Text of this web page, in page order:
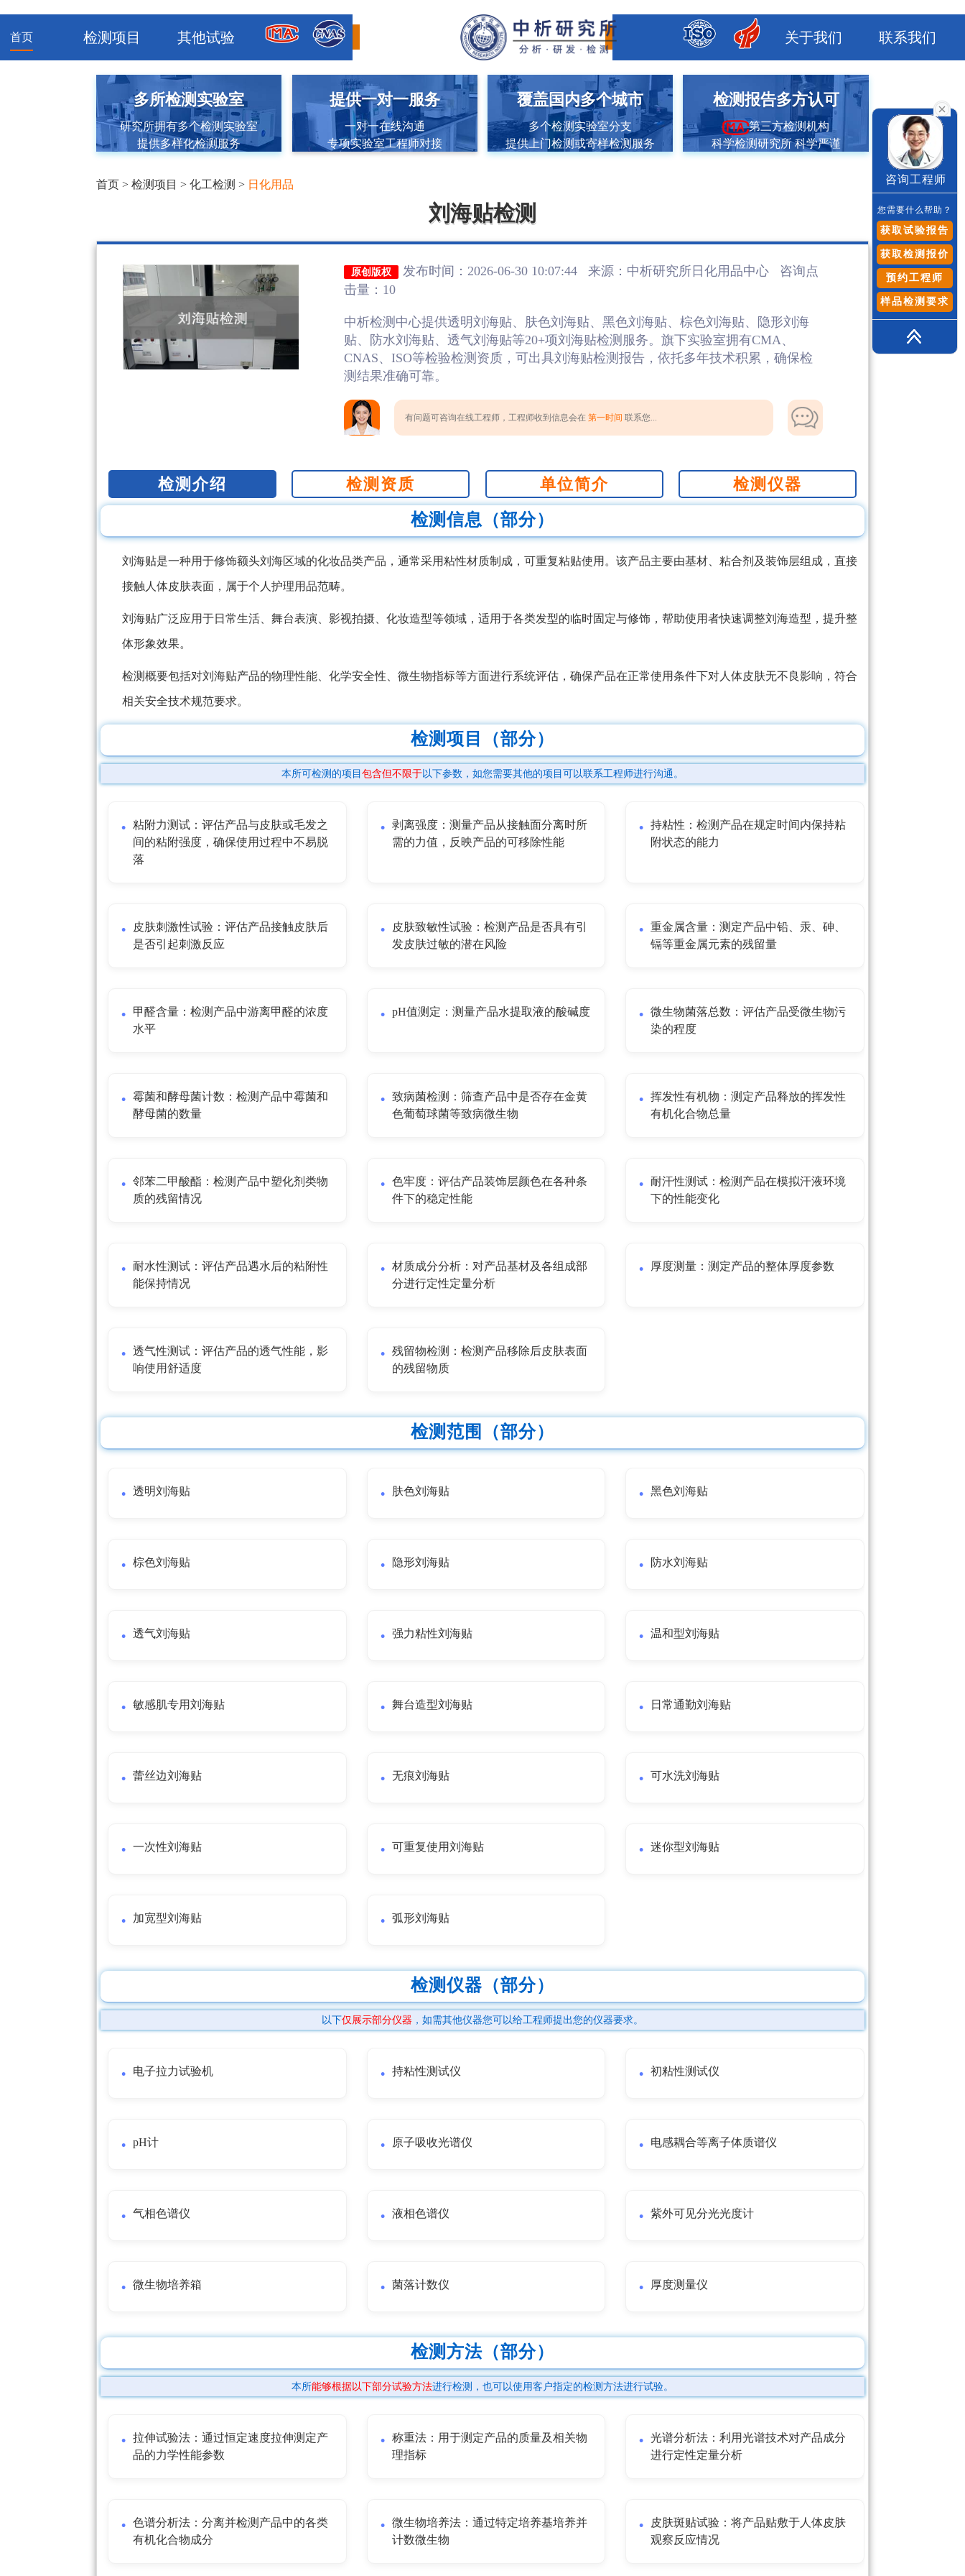
首页 检测项目 其他试验 关于我们 联系我们
多所检测实验室
研究所拥有多个检测实验室
提供多样化检测服务
提供一对一服务
一对一在线沟通
专项实验室工程师对接
覆盖国内多个城市
多个检测实验室分支
提供上门检测或寄样检测服务
检测报告多方认可
第三方检测机构
科学检测研究所 科学严谨
首页 >检测项目 >化工检测 > 日化用品
刘海贴检测
原创版权 发布时间：2026-06-30 10:07:44 来源： 中析研究所日化用品中心 咨询点
击量：10
中析检测中心提供透明刘海贴、肤色刘海贴、黑色刘海贴、棕色刘海贴、隐形刘海
贴、防水刘海贴、透气刘海贴等20+项刘海贴检测服务。旗下实验室拥有CMA、
CNAS、ISO等检验检测资质，可出具刘海贴检测报告，依托多年技术积累，确保检
测结果准确可靠。
有问题可咨询在线工程师，工程师收到信息会在 第一时间 联系您...
检测介绍 检测资质 单位简介 检测仪器
检测信息（部分）
刘海贴是一种用于修饰额头刘海区域的化妆品类产品，通常采用粘性材质制成，可重复粘贴使用。该产品主要由基材、粘合剂及装饰层组成，直接
接触人体皮肤表面，属于个人护理用品范畴。
刘海贴广泛应用于日常生活、舞台表演、影视拍摄、化妆造型等领域，适用于各类发型的临时固定与修饰，帮助使用者快速调整刘海造型，提升整
体形象效果。
检测概要包括对刘海贴产品的物理性能、化学安全性、微生物指标等方面进行系统评估，确保产品在正常使用条件下对人体皮肤无不良影响，符合
相关安全技术规范要求。
检测项目（部分）
本所可检测的项目 包含但不限于以下参数，如您需要其他的项目可以联系工程师进行沟通。
粘附力测试：评估产品与皮肤或毛发之
间的粘附强度，确保使用过程中不易脱
落
剥离强度：测量产品从接触面分离时所
需的力值，反映产品的可移除性能
持粘性：检测产品在规定时间内保持粘
附状态的能力
皮肤刺激性试验：评估产品接触皮肤后
是否引起刺激反应
皮肤致敏性试验：检测产品是否具有引
发皮肤过敏的潜在风险
重金属含量：测定产品中铅、汞、砷、
镉等重金属元素的残留量
甲醛含量：检测产品中游离甲醛的浓度
水平
pH值测定：测量产品水提取液的酸碱度
微生物菌落总数：评估产品受微生物污
染的程度
霉菌和酵母菌计数：检测产品中霉菌和
酵母菌的数量
致病菌检测：筛查产品中是否存在金黄
色葡萄球菌等致病微生物
挥发性有机物：测定产品释放的挥发性
有机化合物总量
邻苯二甲酸酯：检测产品中塑化剂类物
质的残留情况
色牢度：评估产品装饰层颜色在各种条
件下的稳定性能
耐汗性测试：检测产品在模拟汗液环境
下的性能变化
耐水性测试：评估产品遇水后的粘附性
能保持情况
材质成分分析：对产品基材及各组成部
分进行定性定量分析
厚度测量：测定产品的整体厚度参数
透气性测试：评估产品的透气性能，影
响使用舒适度
残留物检测：检测产品移除后皮肤表面
的残留物质
检测范围（部分）
透明刘海贴 肤色刘海贴 黑色刘海贴
棕色刘海贴 隐形刘海贴 防水刘海贴
透气刘海贴 强力粘性刘海贴 温和型刘海贴
敏感肌专用刘海贴 舞台造型刘海贴 日常通勤刘海贴
蕾丝边刘海贴 无痕刘海贴 可水洗刘海贴
一次性刘海贴 可重复使用刘海贴 迷你型刘海贴
加宽型刘海贴 弧形刘海贴
检测仪器（部分）
以下仅展示部分仪器 ，如需其他仪器您可以给工程师提出您的仪器要求。
电子拉力试验机 持粘性测试仪 初粘性测试仪
pH计 原子吸收光谱仪 电感耦合等离子体质谱仪
气相色谱仪 液相色谱仪 紫外可见分光光度计
微生物培养箱 菌落计数仪 厚度测量仪
检测方法（部分）
本所能够根据以下部分试验方法进行检测，也可以使用客户指定的检测方法进行试验。
拉伸试验法：通过恒定速度拉伸测定产
品的力学性能参数
称重法：用于测定产品的质量及相关物
理指标
光谱分析法：利用光谱技术对产品成分
进行定性定量分析
色谱分析法：分离并检测产品中的各类
有机化合物成分
微生物培养法：通过特定培养基培养并
计数微生物
皮肤斑贴试验：将产品贴敷于人体皮肤
观察反应情况
咨询工程师
您需要什么帮助？
获取试验报告
获取检测报价
预约工程师
样品检测要求